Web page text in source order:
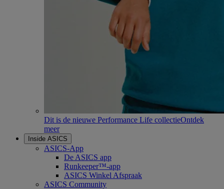
Dit is de nieuwe Performance Life collectieOntdek
meer
Inside ASICS
ASICS-App
De ASICS app
Runkeeper™-app
ASICS Winkel Afspraak
ASICS Community